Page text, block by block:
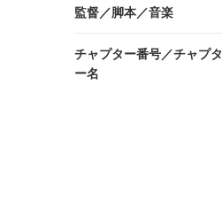
監督／脚本／音楽
チャプター番号／チャプタ
ー名